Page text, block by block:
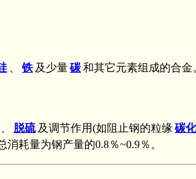
铁 及少量碳和其它元素组成的合金
脱硫 及调节作用(如阻止钢的粒缘碳
消耗量为钢产量的0.8％~0.9％。